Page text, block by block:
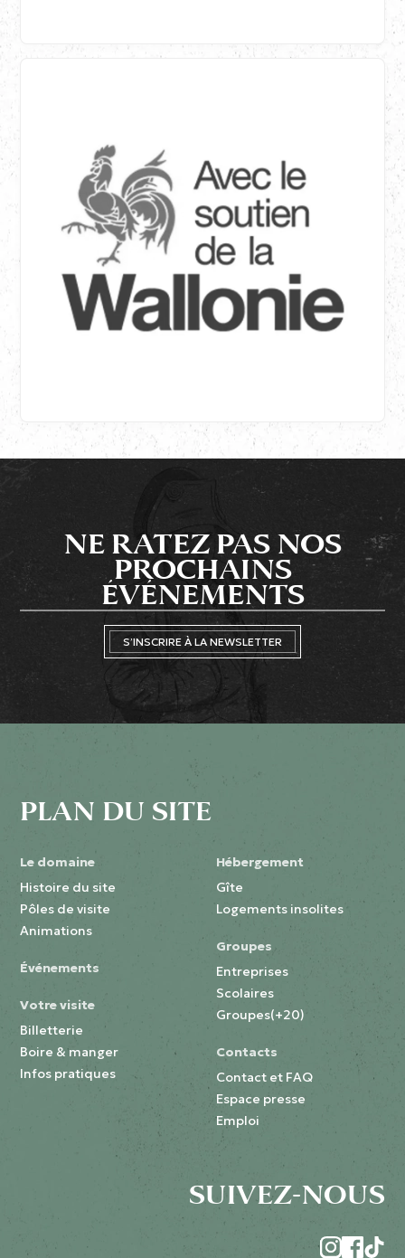
NE RATEZ PAS NOS
PROCHAINS
ÉVÉNEMENTS
S’INSCRIRE À LA NEWSLETTER
PLAN DU SITE
Le domaine
Histoire du site
Pôles de visite
Animations
Événements
Votre visite
Billetterie
Boire & manger
Infos pratiques
Hébergement
Gîte
Logements insolites
Groupes
Entreprises
Scolaires
Groupes(+20)
Contacts
Contact et FAQ
Espace presse
Emploi
SUIVEZ-NOUS